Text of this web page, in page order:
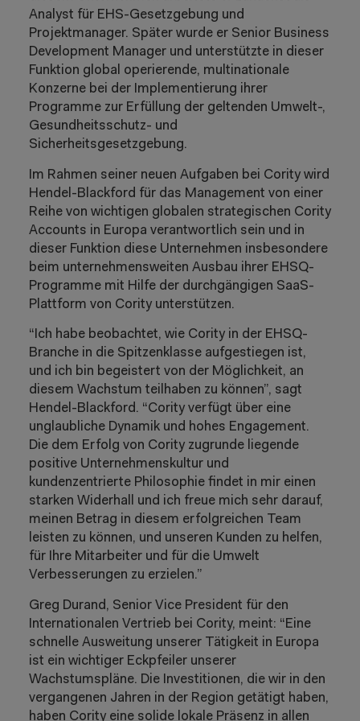
Analyst für EHS-Gesetzgebung und
Projektmanager. Später wurde er Senior Business
Development Manager und unterstützte in dieser
Funktion global operierende, multinationale
Konzerne bei der Implementierung ihrer
Programme zur Erfüllung der geltenden Umwelt-,
Gesundheitsschutz- und
Sicherheitsgesetzgebung.
Im Rahmen seiner neuen Aufgaben bei Cority wird
Hendel-Blackford für das Management von einer
Reihe von wichtigen globalen strategischen Cority
Accounts in Europa verantwortlich sein und in
dieser Funktion diese Unternehmen insbesondere
beim unternehmensweiten Ausbau ihrer EHSQ-
Programme mit Hilfe der durchgängigen SaaS-
Plattform von Cority unterstützen.
“Ich habe beobachtet, wie Cority in der EHSQ-
Branche in die Spitzenklasse aufgestiegen ist,
und ich bin begeistert von der Möglichkeit, an
diesem Wachstum teilhaben zu können”, sagt
Hendel-Blackford. “Cority verfügt über eine
unglaubliche Dynamik und hohes Engagement.
Die dem Erfolg von Cority zugrunde liegende
positive Unternehmenskultur und
kundenzentrierte Philosophie findet in mir einen
starken Widerhall und ich freue mich sehr darauf,
meinen Betrag in diesem erfolgreichen Team
leisten zu können, und unseren Kunden zu helfen,
für Ihre Mitarbeiter und für die Umwelt
Verbesserungen zu erzielen.”
Greg Durand, Senior Vice President für den
Internationalen Vertrieb bei Cority, meint: “Eine
schnelle Ausweitung unserer Tätigkeit in Europa
ist ein wichtiger Eckpfeiler unserer
Wachstumspläne. Die Investitionen, die wir in den
vergangenen Jahren in der Region getätigt haben,
haben Cority eine solide lokale Präsenz in allen